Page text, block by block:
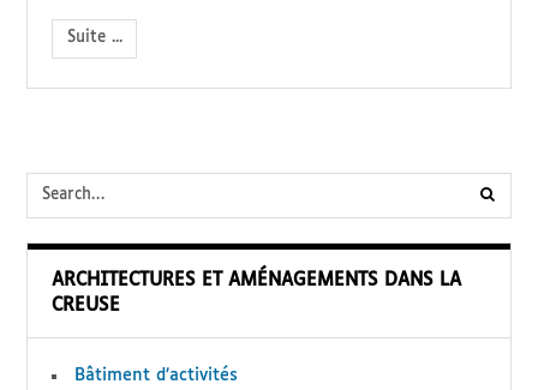
Suite ...
ARCHITECTURES ET AMÉNAGEMENTS DANS LA
CREUSE
Bâtiment d’activités